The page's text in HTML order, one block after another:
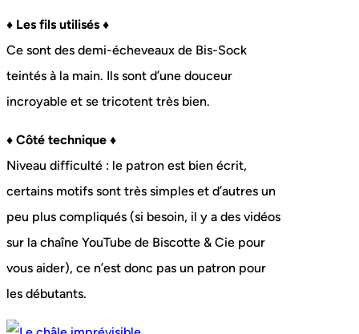
♦ Les fils utilisés ♦
Ce sont des demi-écheveaux de Bis-Sock
teintés à la main. Ils sont d’une douceur
incroyable et se tricotent très bien.
♦ Côté technique ♦
Niveau difficulté : le patron est bien écrit,
certains motifs sont très simples et d’autres un
peu plus compliqués (si besoin, il y a des vidéos
sur la chaîne YouTube de Biscotte & Cie pour
vous aider), ce n’est donc pas un patron pour
les débutants.